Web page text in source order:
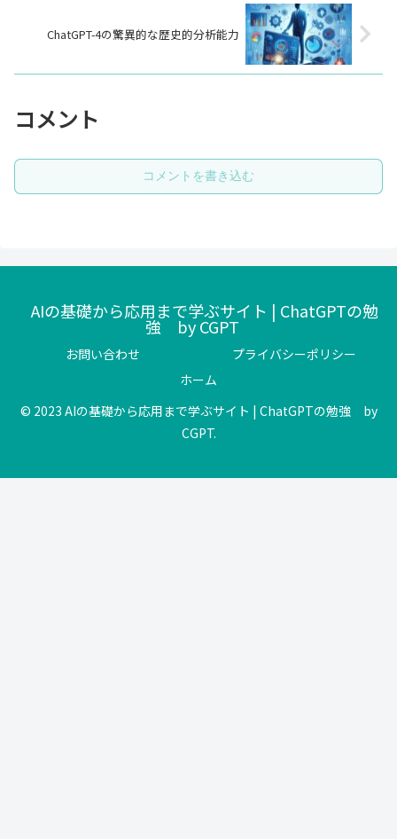
ChatGPT-4の驚異的な歴史的分析能力
コメント
コメントを書き込む
AIの基礎から応用まで学ぶサイト | ChatGPTの勉
強 by CGPT
お問い合わせ
プライバシーポリシー
ホーム
© 2023 AIの基礎から応用まで学ぶサイト | ChatGPTの勉強 by
CGPT.